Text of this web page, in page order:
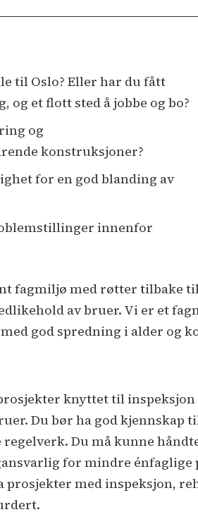
til Oslo? Eller har du fått
et flott sted å jobbe og bo?
og
konstruksjoner?
for en god blanding av
innenfor
fagmiljø med røtter tilbake
av bruer. Vi er et
god spredning i alder og
knyttet til
Du bør ha god kjennskap
regelverk. Du må kunne
for mindre
med inspeksjon,